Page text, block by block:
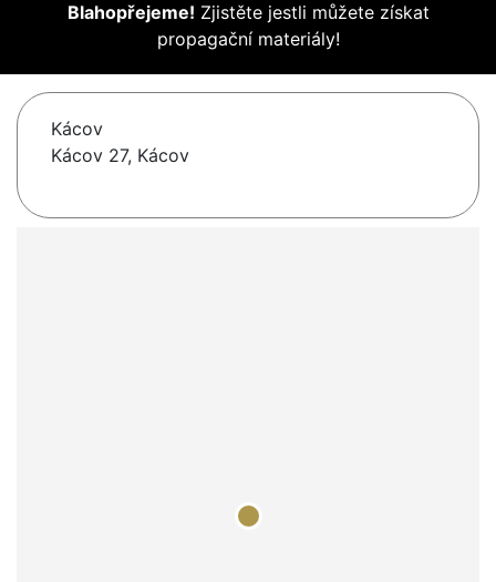
Blahopřejeme! Zjistěte jestli můžete získat
propagační materiály!
Kácov
Kácov 27, Kácov